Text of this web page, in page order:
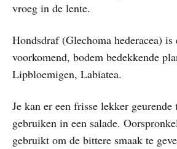
vroeg in de lente.
Hondsdraf (Glechoma hederacea) is
voorkomend, bodem bedekkende
Lipbloemigen, Labiatea.
Je kan er een frisse lekker
gebruiken in een salade.
gebruikt om de bittere smaak te